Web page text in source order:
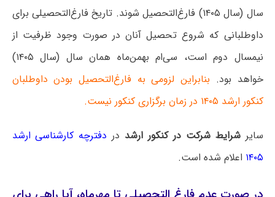
سال (سال ۱۴۰۵) فارغ‌التحصیل شوند. تاریخ فارغ‌التحصیلی برای
داوطلبانی که شروع تحصیل آنان در صورت وجود ظرفیت از
نیمسال دوم است، سی‌ام بهمن‌ماه همان سال (سال ۱۴۰۵)
خواهد بود. بنابراین لزومی به فارغ‌التحصیل بودن داوطلبان
کنکور ارشد ۱۴۰۵ در زمان برگزاری کنکور نیست.
سایرشرایط شرکت در کنکور ارشد در دفترچه کارشناسی ارشد
۱۴۰۵ اعلام شده است.